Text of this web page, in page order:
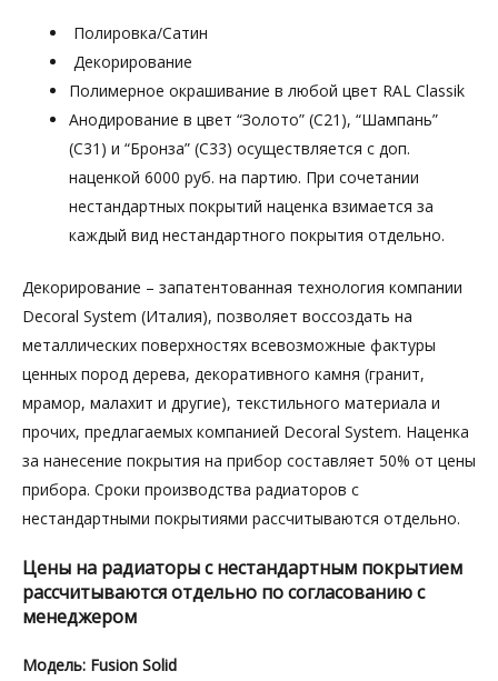
Полировка/Сатин
Декорирование
Полимерное окрашивание в любой цвет RAL Classik
Анодирование в цвет “Золото” (С21), “Шампань”
(С31) и “Бронза” (С33) осуществляется с доп.
наценкой 6000 руб. на партию. При сочетании
нестандартных покрытий наценка взимается за
каждый вид нестандартного покрытия отдельно.
Декорирование – запатентованная технология компании
Decoral System (Италия), позволяет воссоздать на
металлических поверхностях всевозможные фактуры
ценных пород дерева, декоративного камня (гранит,
мрамор, малахит и другие), текстильного материала и
прочих, предлагаемых компанией Decoral System. Наценка
за нанесение покрытия на прибор составляет 50% от цены
прибора. Сроки производства радиаторов с
нестандартными покрытиями рассчитываются отдельно.
Цены на радиаторы с нестандартным покрытием
рассчитываются отдельно по согласованию с
менеджером
Модель: Fusion Solid